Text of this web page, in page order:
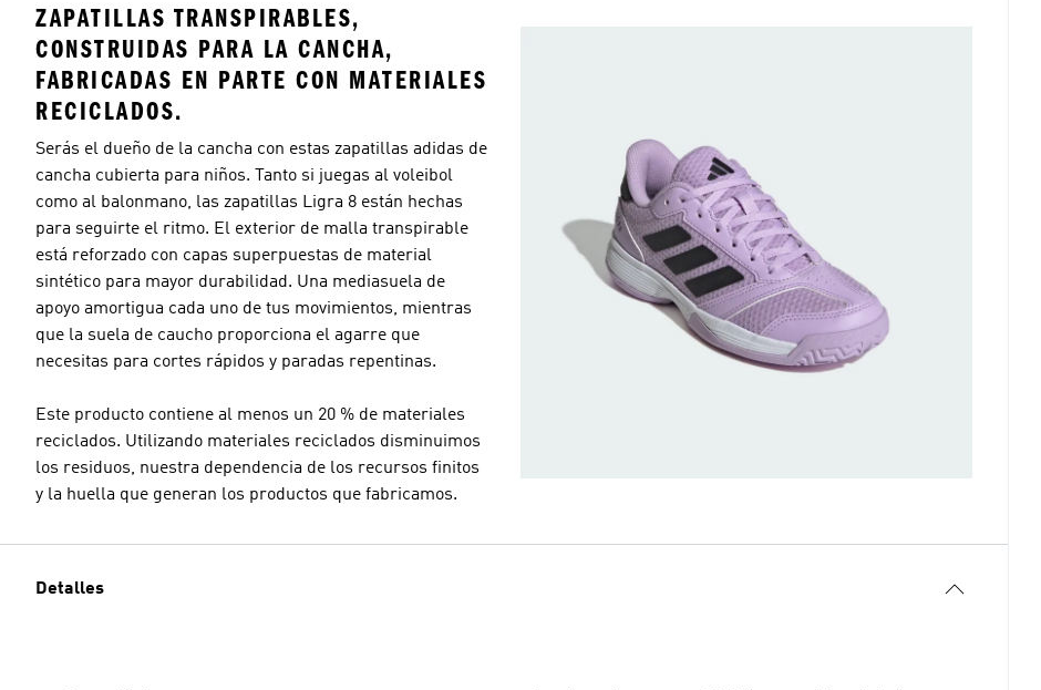
ZAPATILLAS TRANSPIRABLES,
CONSTRUIDAS PARA LA CANCHA,
FABRICADAS EN PARTE CON MATERIALES
RECICLADOS.
Serás el dueño de la cancha con estas zapatillas adidas de
cancha cubierta para niños. Tanto si juegas al voleibol
como al balonmano, las zapatillas Ligra 8 están hechas
para seguirte el ritmo. El exterior de malla transpirable
está reforzado con capas superpuestas de material
sintético para mayor durabilidad. Una mediasuela de
apoyo amortigua cada uno de tus movimientos, mientras
que la suela de caucho proporciona el agarre que
necesitas para cortes rápidos y paradas repentinas.
Este producto contiene al menos un 20 % de materiales
reciclados. Utilizando materiales reciclados disminuimos
los residuos, nuestra dependencia de los recursos finitos
y la huella que generan los productos que fabricamos.
Detalles